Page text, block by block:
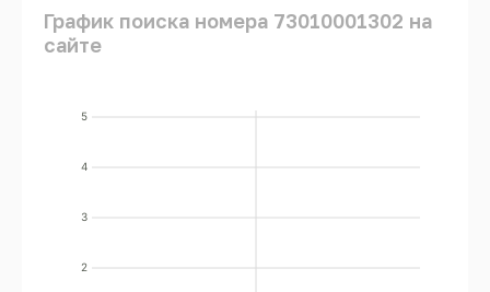
График поиска номера 73010001302 на
сайте
2
3
4
5